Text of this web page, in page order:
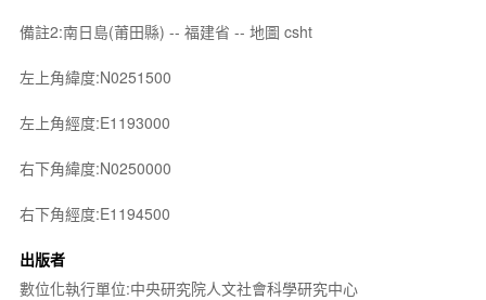
備註2:南日島(莆田縣) -- 福建省 -- 地圖 csht
左上角緯度:N0251500
左上角經度:E1193000
右下角緯度:N0250000
右下角經度:E1194500
出版者
數位化執行單位:中央研究院人文社會科學研究中心